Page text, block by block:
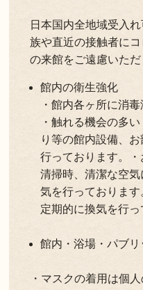
日本国内全地域受入
族や直近の接触者に
の来館をご遠慮いただ
館内の衛生強化
・館内各ヶ所に消
・触れる機会の多
り等の館内設備、
行っております。
清掃時、清潔な空
気を行っておりま
定期的に換気を行っ
館内・浴場・パブ
・マスクの着用は個